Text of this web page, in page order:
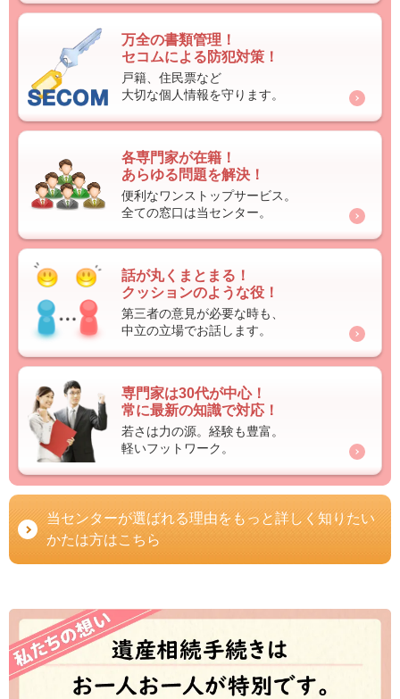
万全の書類管理！
セコムによる防犯対策！
戸籍、住民票など
大切な個人情報を守ります。
各専門家が在籍！
あらゆる問題を解決！
便利なワンストップサービス。
全ての窓口は当センター。
話が丸くまとまる！
クッションのような役！
第三者の意見が必要な時も、
中立の立場でお話します。
専門家は30代が中心！
常に最新の知識で対応！
若さは力の源。経験も豊富。
軽いフットワーク。
当センターが選ばれる理由をもっと詳しく知りたい
かたは方はこちら